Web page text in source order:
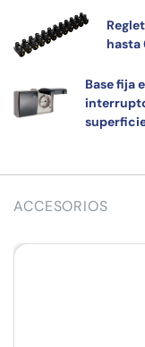
hasta
Base fija
ACCESORIOS